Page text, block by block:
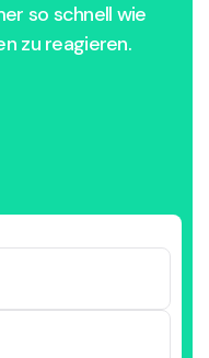
so schnell wie
zu reagieren.